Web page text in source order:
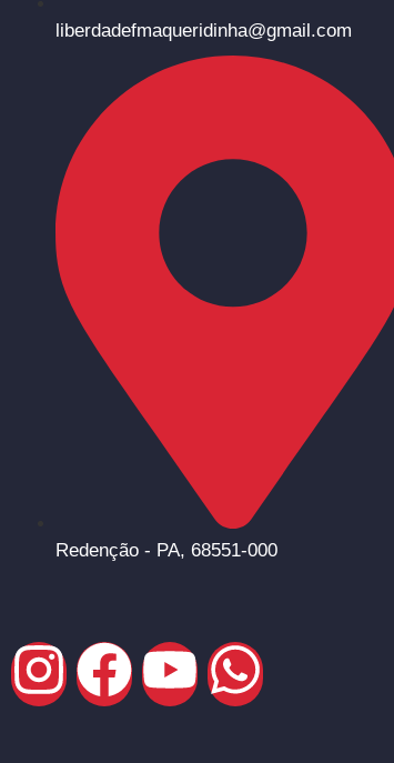
liberdadefmaqueridinha@gmail.com
Redenção - PA, 68551-000